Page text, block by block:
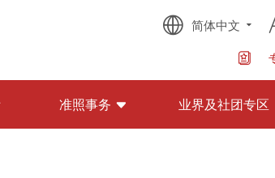
简体中文
准照事务 业界及社团专区